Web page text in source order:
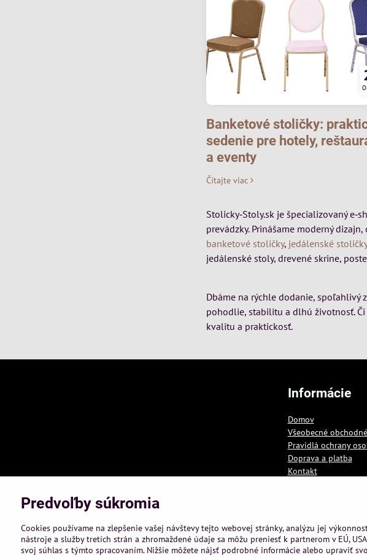
Banketové stoličky:
sedenie pre hotely,
a eventy
Čítajte viac
Stolicky‑Stoly.sk je špecializovaný
prevádzky. Prinášame moderný
banketové stoličky, jedálenské
jedálenské stoly, drevené skrine,
Dbáme na rýchle dodanie, spoľahlivý
pohodlie, stabilitu a dlhú životnosť.
kvalitu a praktickosť.
Informácie
Domov
Všeobecné
Pravidlá ochrany
Doprava a platba
Kontakt
Predvoľby súkromia
Cookies používame na zlepšenie vašej návštevy tejto webovej stránky, analýzu jej
nástroje a služby tretích strán a zhromaždené údaje sa môžu preniesť k partnerom v EÚ,
svoj súhlas s týmto spracovaním. Nižšie môžete nájsť podrobné informácie alebo upraviť